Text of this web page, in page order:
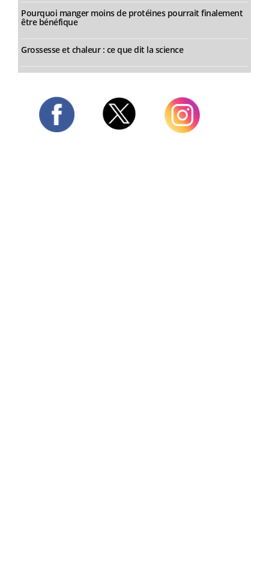
Pourquoi manger moins de protéines pourrait finalement
être bénéfique
Grossesse et chaleur : ce que dit la science